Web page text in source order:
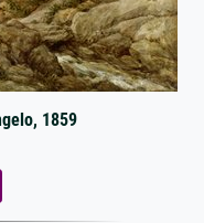
1859